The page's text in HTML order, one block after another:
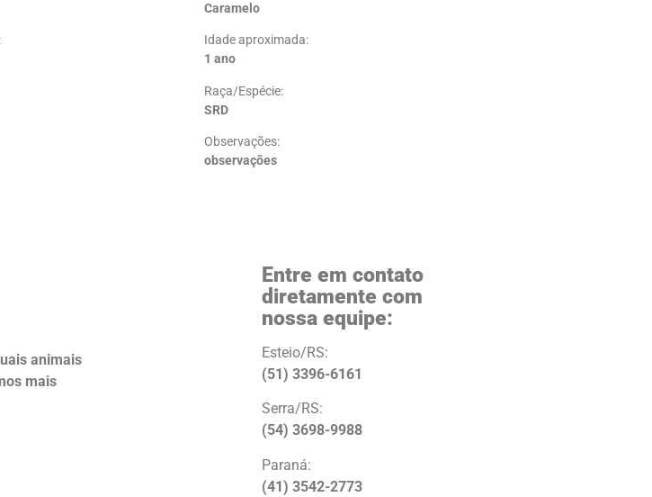
Caramelo
Idade aproximada:
1 ano
Raça/Espécie:
SRD
Observações:
observações
animais
mais
Entre em contato
diretamente com
nossa equipe:
Esteio/RS:
(51) 3396-6161
Serra/RS:
(54) 3698-9988
Paraná:
(41) 3542-2773